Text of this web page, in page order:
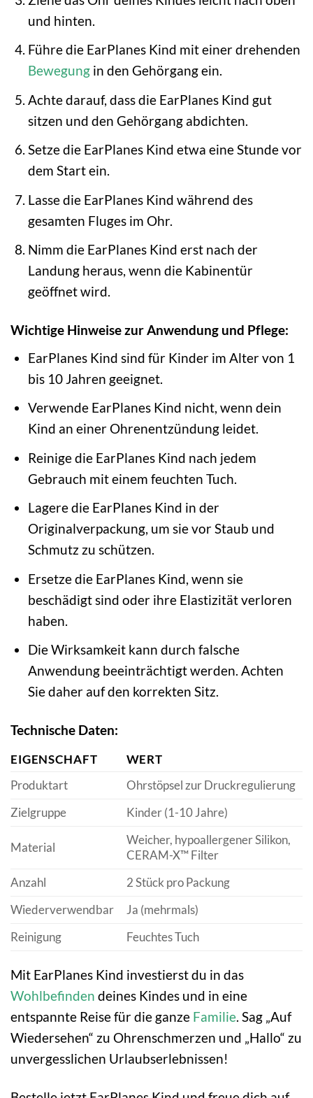
und hinten.
Führe die EarPlanes Kind mit einer drehenden
Bewegungin den Gehörgang ein.
Achte darauf, dass die EarPlanes Kind gut
sitzen und den Gehörgang abdichten.
Setze die EarPlanes Kind etwa eine Stunde vor
dem Start ein.
Lasse die EarPlanes Kind während des
gesamten Fluges im Ohr.
Nimm die EarPlanes Kind erst nach der
Landung heraus, wenn die Kabinentür
geöffnet wird.
Wichtige Hinweise zur Anwendung und Pflege:
EarPlanes Kind sind für Kinder im Alter von 1
bis 10 Jahren geeignet.
Verwende EarPlanes Kind nicht, wenn dein
Kind an einer Ohrenentzündung leidet.
Reinige die EarPlanes Kind nach jedem
Gebrauch mit einem feuchten Tuch.
Lagere die EarPlanes Kind in der
Originalverpackung, um sie vor Staub und
Schmutz zu schützen.
Ersetze die EarPlanes Kind, wenn sie
beschädigt sind oder ihre Elastizität verloren
haben.
Die Wirksamkeit kann durch falsche
Anwendung beeinträchtigt werden. Achten
Sie daher auf den korrekten Sitz.
Technische Daten:
EIGENSCHAFT
WERT
Produktart
Ohrstöpsel zur Druckregulierung
Zielgruppe
Kinder (1-10 Jahre)
Material
Weicher, hypoallergener Silikon,
CERAM-X™ Filter
Anzahl
2 Stück pro Packung
Wiederverwendbar
Ja (mehrmals)
Reinigung
Feuchtes Tuch
Mit EarPlanes Kind investierst du in das
Wohlbefinden deines Kindes und in eine
entspannte Reise für die ganze Familie. Sag „Auf
Wiedersehen“ zu Ohrenschmerzen und „Hallo“ zu
unvergesslichen Urlaubserlebnissen!